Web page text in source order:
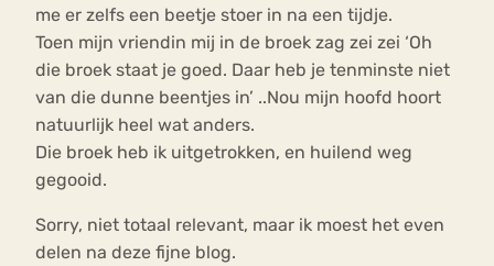
me er zelfs een beetje stoer in na een tijdje.
Toen mijn vriendin mij in de broek zag zei zei ‘Oh
die broek staat je goed. Daar heb je tenminste niet
van die dunne beentjes in’ ..Nou mijn hoofd hoort
natuurlijk heel wat anders.
Die broek heb ik uitgetrokken, en huilend weg
gegooid.
Sorry, niet totaal relevant, maar ik moest het even
delen na deze fijne blog.